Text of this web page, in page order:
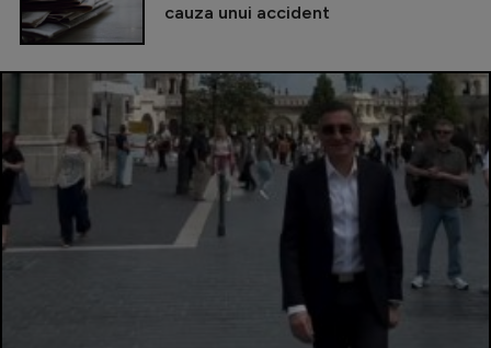
cauza unui accident